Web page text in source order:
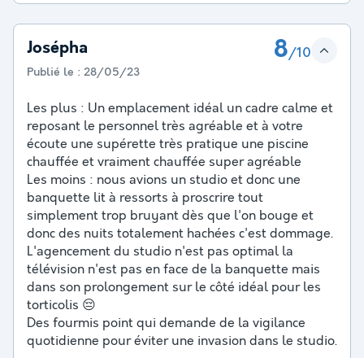
Josépha 8/10
Publié le : 28/05/23
Les plus : Un emplacement idéal un cadre calme et
reposant le personnel très agréable et à votre
écoute une supérette très pratique une piscine
chauffée et vraiment chauffée super agréable
Les moins : nous avions un studio et donc une
banquette lit à ressorts à proscrire tout
simplement trop bruyant dès que l'on bouge et
donc des nuits totalement hachées c'est dommage.
L'agencement du studio n'est pas optimal la
télévision n'est pas en face de la banquette mais
dans son prolongement sur le côté idéal pour les
torticolis 😔
Des fourmis point qui demande de la vigilance
quotidienne pour éviter une invasion dans le studio.